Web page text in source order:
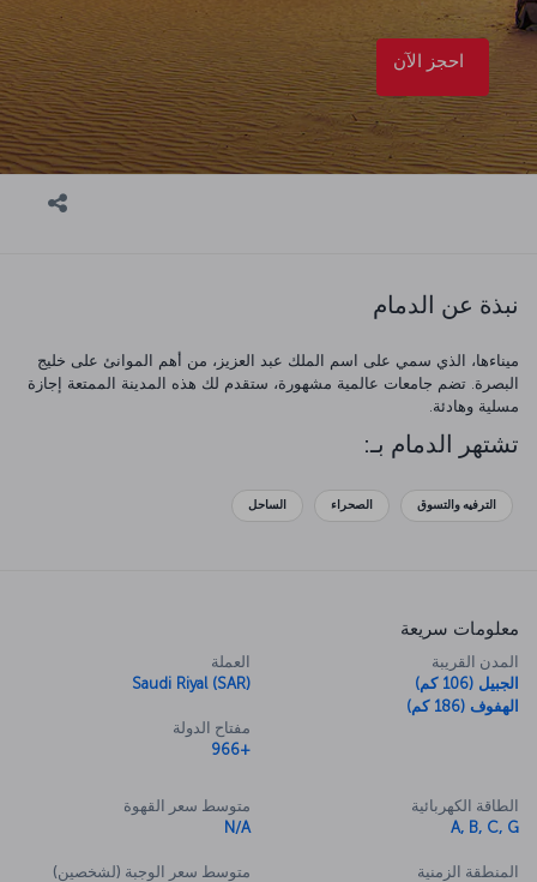
احجز الآن
نبذة عن الدمام
ميناءها، الذي سمي على اسم الملك عبد العزيز، من أهم الموانئ على خليج
البصرة. تضم جامعات عالمية مشهورة، ستقدم لك هذه المدينة الممتعة إجازة
مسلية وهادئة.
تشتهر الدمام بـ:
الترفيه والتسوق الصحراء الساحل
معلومات سريعة
المدن القريبة
الجبيل (106 كم)
الهفوف (186 كم)
العملة
Saudi Riyal (SAR)
مفتاح الدولة
+966
الطاقة الكهربائية
A, B, C, G
المنطقة الزمنية
متوسط سعر القهوة
N/A
متوسط سعر الوجبة (لشخصين)